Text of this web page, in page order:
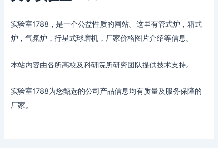
实验室1788，是一个公益性质的网站。这里有管式炉，箱式
炉，气氛炉，行星式球磨机，厂家价格图片介绍等信息。
本站内容由各所高校及科研院所研究团队提供技术支持。
实验室1788为您甄选的公司产品信息均有质量及服务保障的
厂家。